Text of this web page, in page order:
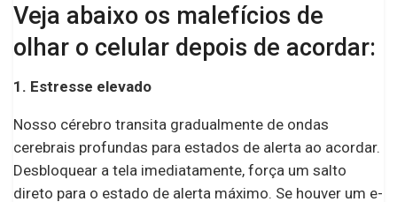
Veja abaixo os malefícios de
olhar o celular depois de acordar:
1. Estresse elevado
Nosso cérebro transita gradualmente de ondas
cerebrais profundas para estados de alerta ao acordar.
Desbloquear a tela imediatamente, força um salto
direto para o estado de alerta máximo. Se houver um e-